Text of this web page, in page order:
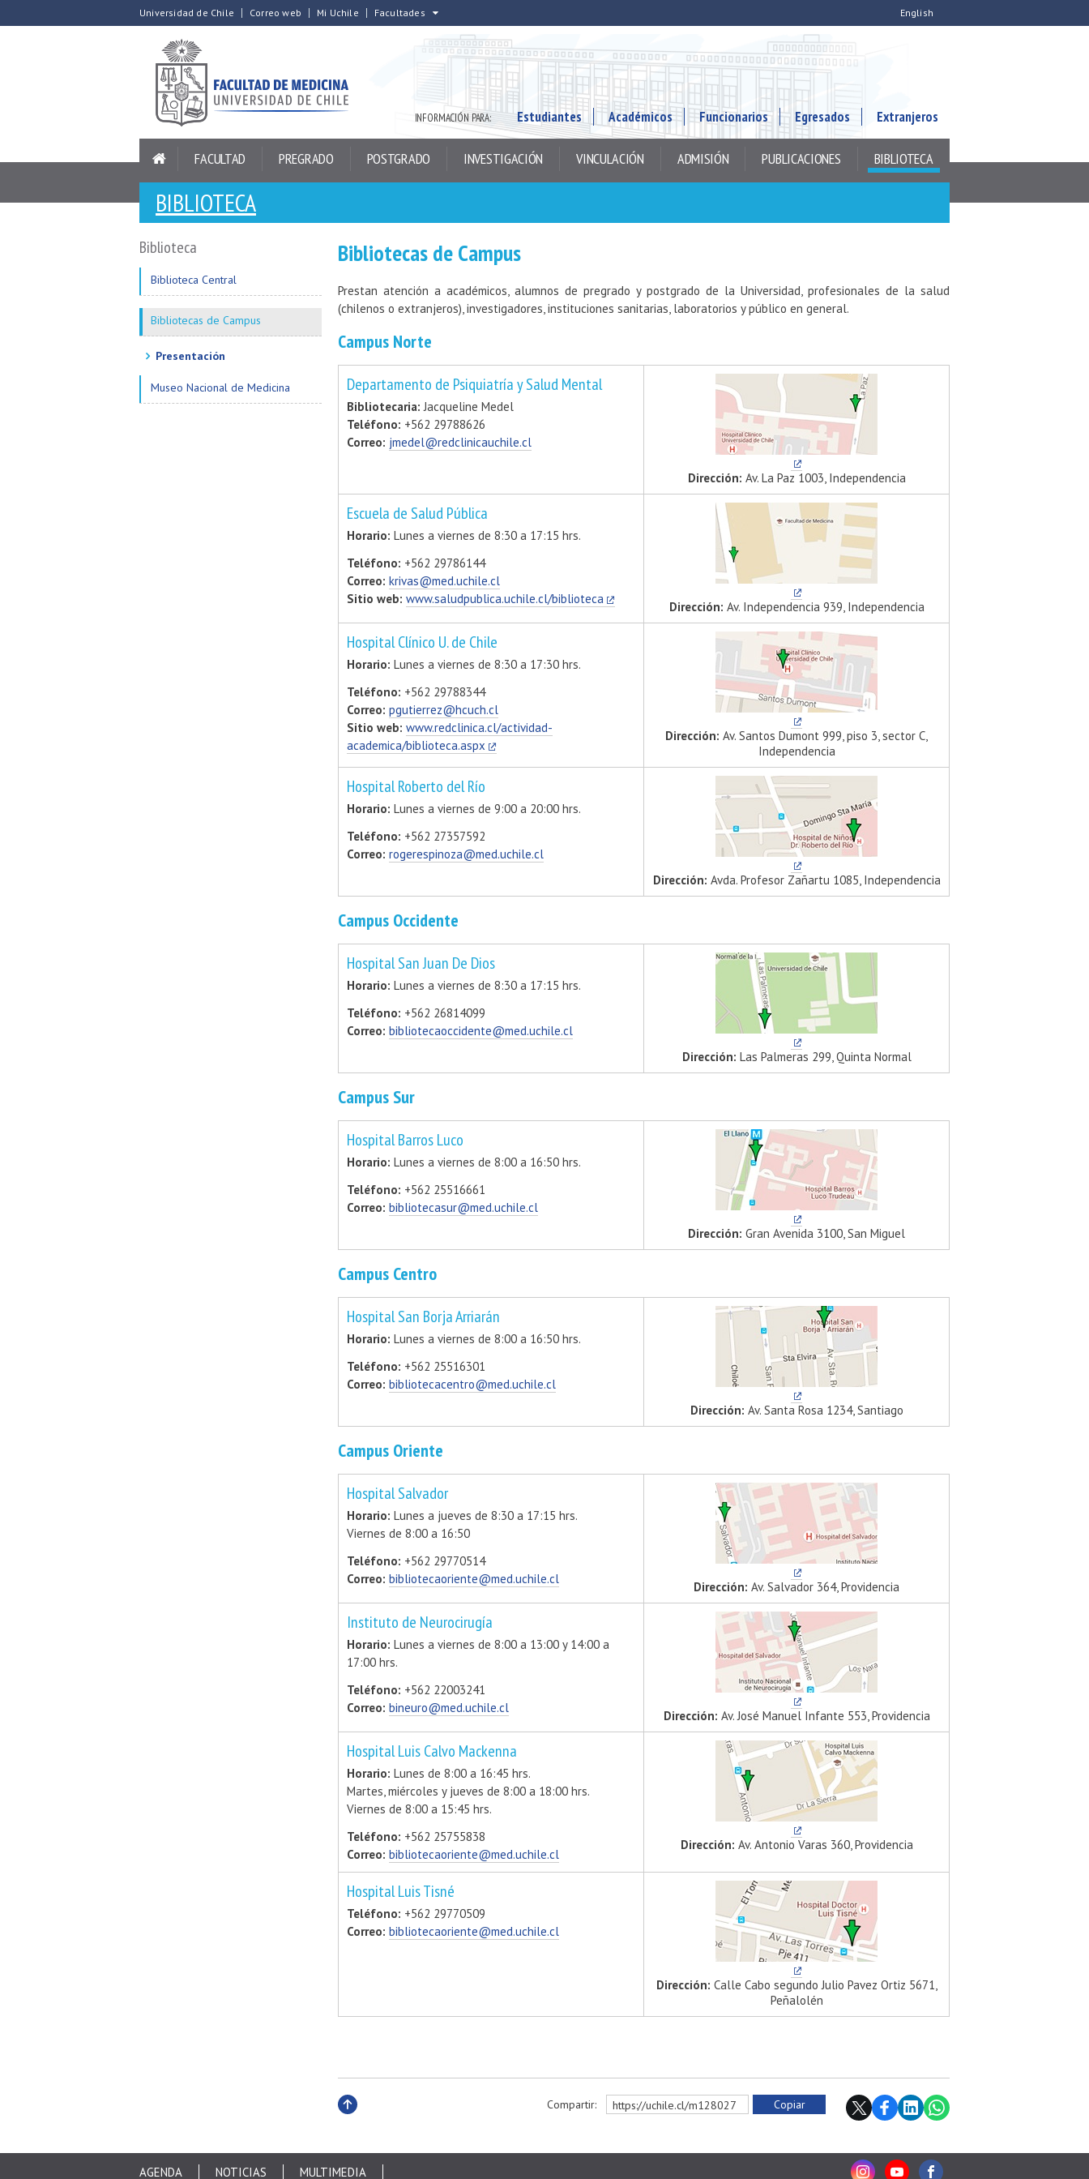
Universidad de Chile Correo web Mi Uchile Facultades English
INFORMACIÓN PARA: Estudiantes Académicos Funcionarios Egresados Extranjeros
FACULTAD PREGRADO POSTGRADO INVESTIGACIÓN VINCULACIÓN ADMISIÓN PUBLICACIONES BIBLIOTECA
BIBLIOTECA
Biblioteca
Biblioteca Central
Bibliotecas de Campus
Presentación
Museo Nacional de Medicina
Bibliotecas de Campus
Prestan atención a académicos, alumnos de pregrado y postgrado de la Universidad, profesionales de la salud
(chilenos o extranjeros), investigadores, instituciones sanitarias, laboratorios y público en general.
Campus Norte
Departamento de Psiquiatría y Salud Mental
Bibliotecaria: Jacqueline Medel
Teléfono: +562 29788626
Correo: jmedel@redclinicauchile.cl
Dirección: Av. La Paz 1003, Independencia
Escuela de Salud Pública
Horario: Lunes a viernes de 8:30 a 17:15 hrs.
Teléfono: +562 29786144
Correo: krivas@med.uchile.cl
Sitio web: www.saludpublica.uchile.cl/biblioteca
Dirección: Av. Independencia 939, Independencia
Hospital Clínico U. de Chile
Horario: Lunes a viernes de 8:30 a 17:30 hrs.
Teléfono: +562 29788344
Correo: pgutierrez@hcuch.cl
Sitio web: www.redclinica.cl/actividad-
academica/biblioteca.aspx
Dirección: Av. Santos Dumont 999, piso 3, sector C,
Independencia
Hospital Roberto del Río
Horario: Lunes a viernes de 9:00 a 20:00 hrs.
Teléfono: +562 27357592
Correo: rogerespinoza@med.uchile.cl
Dirección: Avda. Profesor Zañartu 1085, Independencia
Campus Occidente
Hospital San Juan De Dios
Horario: Lunes a viernes de 8:30 a 17:15 hrs.
Teléfono: +562 26814099
Correo: bibliotecaoccidente@med.uchile.cl
Dirección: Las Palmeras 299, Quinta Normal
Campus Sur
Hospital Barros Luco
Horario: Lunes a viernes de 8:00 a 16:50 hrs.
Teléfono: +562 25516661
Correo: bibliotecasur@med.uchile.cl
Dirección: Gran Avenida 3100, San Miguel
Campus Centro
Hospital San Borja Arriarán
Horario: Lunes a viernes de 8:00 a 16:50 hrs.
Teléfono: +562 25516301
Correo: bibliotecacentro@med.uchile.cl
Dirección: Av. Santa Rosa 1234, Santiago
Campus Oriente
Hospital Salvador
Horario: Lunes a jueves de 8:30 a 17:15 hrs.
Viernes de 8:00 a 16:50
Teléfono: +562 29770514
Correo: bibliotecaoriente@med.uchile.cl
Dirección: Av. Salvador 364, Providencia
Instituto de Neurocirugía
Horario: Lunes a viernes de 8:00 a 13:00 y 14:00 a
17:00 hrs.
Teléfono: +562 22003241
Correo: bineuro@med.uchile.cl
Dirección: Av. José Manuel Infante 553, Providencia
Hospital Luis Calvo Mackenna
Horario: Lunes de 8:00 a 16:45 hrs.
Martes, miércoles y jueves de 8:00 a 18:00 hrs.
Viernes de 8:00 a 15:45 hrs.
Teléfono: +562 25755838
Correo: bibliotecaoriente@med.uchile.cl
Dirección: Av. Antonio Varas 360, Providencia
Hospital Luis Tisné
Teléfono: +562 29770509
Correo: bibliotecaoriente@med.uchile.cl
Dirección: Calle Cabo segundo Julio Pavez Ortiz 5671,
Peñalolén
Compartir: https://uchile.cl/m128027 Copiar
AGENDA NOTICIAS MULTIMEDIA